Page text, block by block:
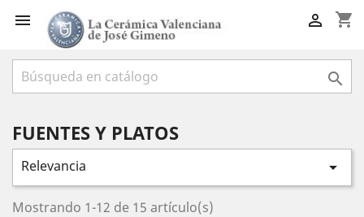
 shopping_cart


FUENTES Y PLATOS
Relevancia 
Mostrando 1-12 de 15 artículo(s)